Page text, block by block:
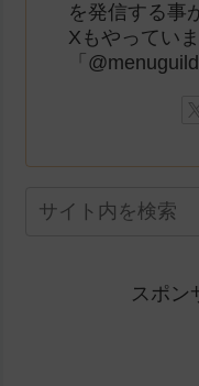
を発信する事
Xもやっていま
「
スポン